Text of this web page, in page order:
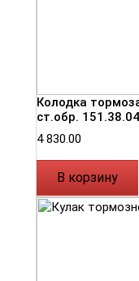
Колодка
ст.обр.
4 830.00
В корзину